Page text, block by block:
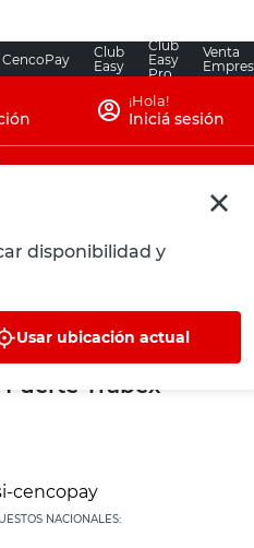
CencoPay
Club
Easy
Club
Easy
Pro
Venta
disponibilidad y
Usar ubicación actual
¡Hola!
Iniciá sesión
Servicios de
Exterior Co4 510
Trabex
NACIONALES: